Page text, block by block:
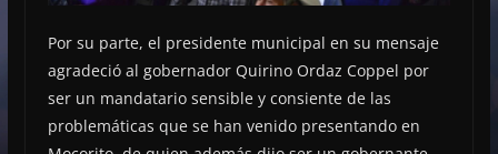
Por su parte, el presidente municipal en su mensaje
agradeció al gobernador Quirino Ordaz Coppel por
ser un mandatario sensible y consiente de las
problemáticas que se han venido presentando en